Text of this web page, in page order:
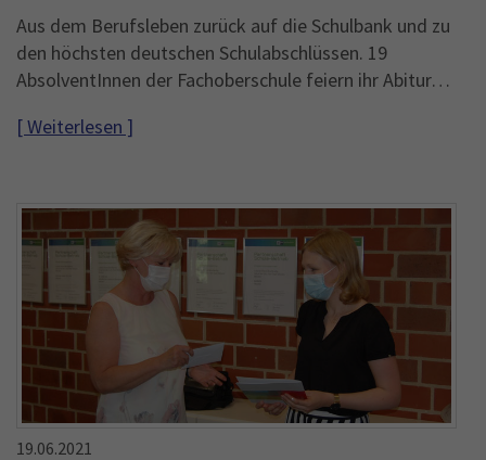
Aus dem Berufsleben zurück auf die Schulbank und zu
den höchsten deutschen Schulabschlüssen. 19
AbsolventInnen der Fachoberschule feiern ihr Abitur…
[ Weiterlesen ]
19.06.2021